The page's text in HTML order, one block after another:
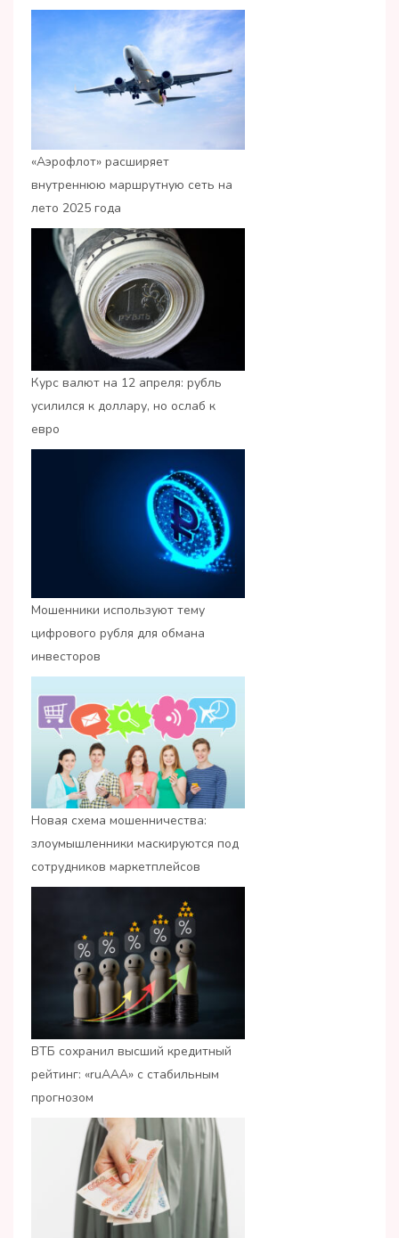
«Аэрофлот» расширяет
внутреннюю маршрутную сеть на
лето 2025 года
Курс валют на 12 апреля: рубль
усилился к доллару, но ослаб к
евро
Мошенники используют тему
цифрового рубля для обмана
инвесторов
Новая схема мошенничества:
злоумышленники маскируются под
сотрудников маркетплейсов
ВТБ сохранил высший кредитный
рейтинг: «ruАAA» с стабильным
прогнозом